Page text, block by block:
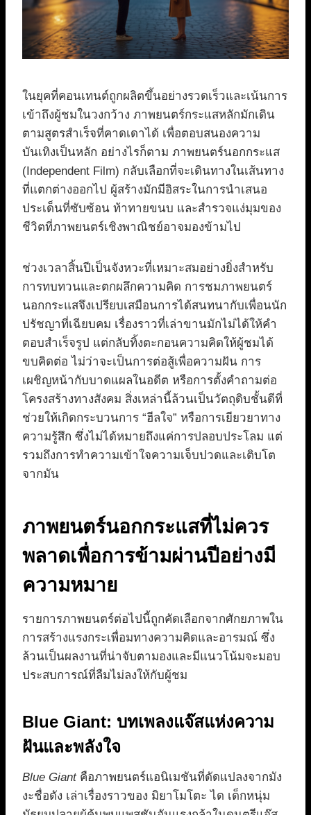
ในยุคที่คอนเทนต์ถูกผลิตขึ้นอย่างรวดเร็วและเน้นการ
เข้าถึงผู้ชมในวงกว้าง ภาพยนตร์กระแสหลักมักเดิน
ตามสูตรสำเร็จที่คาดเดาได้ เพื่อตอบสนองความ
บันเทิงเป็นหลัก อย่างไรก็ตาม ภาพยนตร์นอกกระแส
(Independent Film) กลับเลือกที่จะเดินทางในเส้นทาง
ที่แตกต่างออกไป ผู้สร้างมักมีอิสระในการนำเสนอ
ประเด็นที่ซับซ้อน ท้าทายขนบ และสำรวจแง่มุมของ
ชีวิตที่ภาพยนตร์เชิงพาณิชย์อาจมองข้ามไป
ช่วงเวลาสิ้นปีเป็นจังหวะที่เหมาะสมอย่างยิ่งสำหรับ
การทบทวนและตกผลึกความคิด การชมภาพยนตร์
นอกกระแสจึงเปรียบเสมือนการได้สนทนากับเพื่อนนัก
ปรัชญาที่เฉียบคม เรื่องราวที่เล่าขานมักไม่ได้ให้คำ
ตอบสำเร็จรูป แต่กลับทิ้งตะกอนความคิดให้ผู้ชมได้
ขบคิดต่อ ไม่ว่าจะเป็นการต่อสู้เพื่อความฝัน การ
เผชิญหน้ากับบาดแผลในอดีต หรือการตั้งคำถามต่อ
โครงสร้างทางสังคม สิ่งเหล่านี้ล้วนเป็นวัตถุดิบชั้นดีที่
ช่วยให้เกิดกระบวนการ “ฮีลใจ” หรือการเยียวยาทาง
ความรู้สึก ซึ่งไม่ได้หมายถึงแค่การปลอบประโลม แต่
รวมถึงการทำความเข้าใจความเจ็บปวดและเติบโต
จากมัน
ภาพยนตร์นอกกระแสที่ไม่ควร
พลาดเพื่อการข้ามผ่านปีอย่างมี
ความหมาย
รายการภาพยนตร์ต่อไปนี้ถูกคัดเลือกจากศักยภาพใน
การสร้างแรงกระเพื่อมทางความคิดและอารมณ์ ซึ่ง
ล้วนเป็นผลงานที่น่าจับตามองและมีแนวโน้มจะมอบ
ประสบการณ์ที่ลืมไม่ลงให้กับผู้ชม
Blue Giant: บทเพลงแจ๊สแห่งความ
ฝันและพลังใจ
Blue Giantคือภาพยนตร์แอนิเมชันที่ดัดแปลงจากมัง
งะชื่อดัง เล่าเรื่องราวของ มิยาโมโตะ ได เด็กหนุ่ม